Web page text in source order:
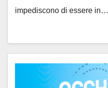
impediscono di essere in…